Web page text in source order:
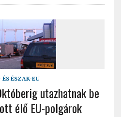
ÉS ÉSZAK-EU
utazhatnak be
élő EU-polgárok